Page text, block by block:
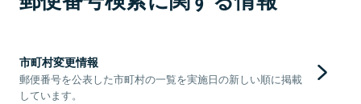
市町村変更情報
郵便番号を公表した市町村の一覧を実施日の新しい順に掲載
しています。